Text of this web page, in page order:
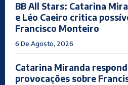
BB All Stars: Catarina
e Léo Caeiro critica
Francisco Monteiro
6 De Agosto, 2026
Catarina Miranda
provocações sobre